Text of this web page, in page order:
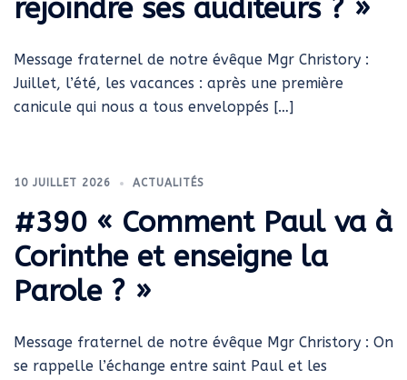
rejoindre ses auditeurs ? »
Message fraternel de notre évêque Mgr Christory :
Juillet, l’été, les vacances : après une première
canicule qui nous a tous enveloppés […]
10 JUILLET 2026 ACTUALITÉS
#390 « Comment Paul va à
Corinthe et enseigne la
Parole ? »
Message fraternel de notre évêque Mgr Christory : On
se rappelle l’échange entre saint Paul et les